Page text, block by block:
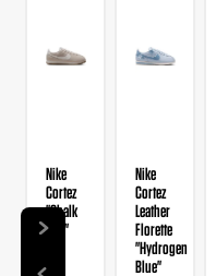
Nike
Cortez
"Chalk
Sail"
Nike
Cortez
Leather
Florette
"Hydrogen
Blue"